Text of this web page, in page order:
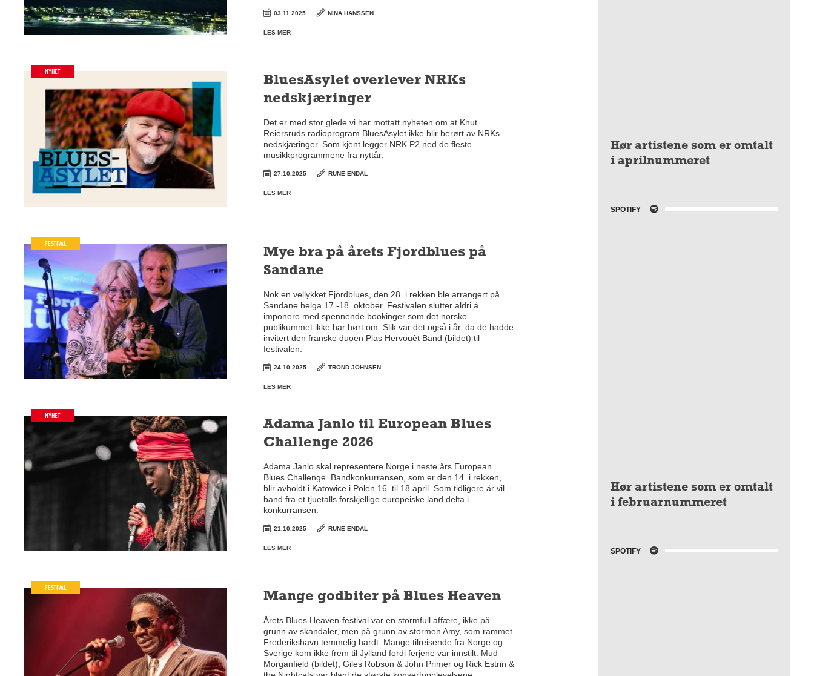
03.11.2025 NINA HANSSEN
LES MER
NYHET
BluesAsylet overlever NRKs
nedskjæringer
Det er med stor glede vi har mottatt nyheten om at Knut
Reiersruds radioprogram BluesAsylet ikke blir berørt av NRKs
nedskjæringer. Som kjent legger NRK P2 ned de fleste
musikkprogrammene fra nyttår.
27.10.2025 RUNE ENDAL
LES MER
FESTIVAL
Mye bra på årets Fjordblues på
Sandane
Nok en vellykket Fjordblues, den 28. i rekken ble arrangert på
Sandane helga 17.-18. oktober. Festivalen slutter aldri å
imponere med spennende bookinger som det norske
publikummet ikke har hørt om. Slik var det også i år, da de hadde
invitert den franske duoen Plas Hervouêt Band (bildet) til
festivalen.
24.10.2025 TROND JOHNSEN
LES MER
NYHET
Adama Janlo til European Blues
Challenge 2026
Adama Janlo skal representere Norge i neste års European
Blues Challenge. Bandkonkurransen, som er den 14. i rekken,
blir avholdt i Katowice i Polen 16. til 18 april. Som tidligere år vil
band fra et tjuetalls forskjellige europeiske land delta i
konkurransen.
21.10.2025 RUNE ENDAL
LES MER
FESTIVAL
Mange godbiter på Blues Heaven
Årets Blues Heaven-festival var en stormfull affære, ikke på
grunn av skandaler, men på grunn av stormen Amy, som rammet
Frederikshavn temmelig hardt. Mange tilreisende fra Norge og
Sverige kom ikke frem til Jylland fordi ferjene var innstilt. Mud
Morganfield (bildet), Giles Robson & John Primer og Rick Estrin &
Hør artistene som er omtalt
i aprilnummeret
SPOTIFY
Hør artistene som er omtalt
i februarnummeret
SPOTIFY